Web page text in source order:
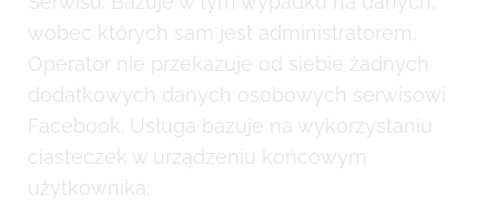
wobec których sam jest administratorem,
Operator nie przekazuje od siebie żadnych
dodatkowych danych osobowych serwisowi
Facebook. Usługa bazuje na wykorzystaniu
ciasteczek w urządzeniu końcowym
użytkownika.